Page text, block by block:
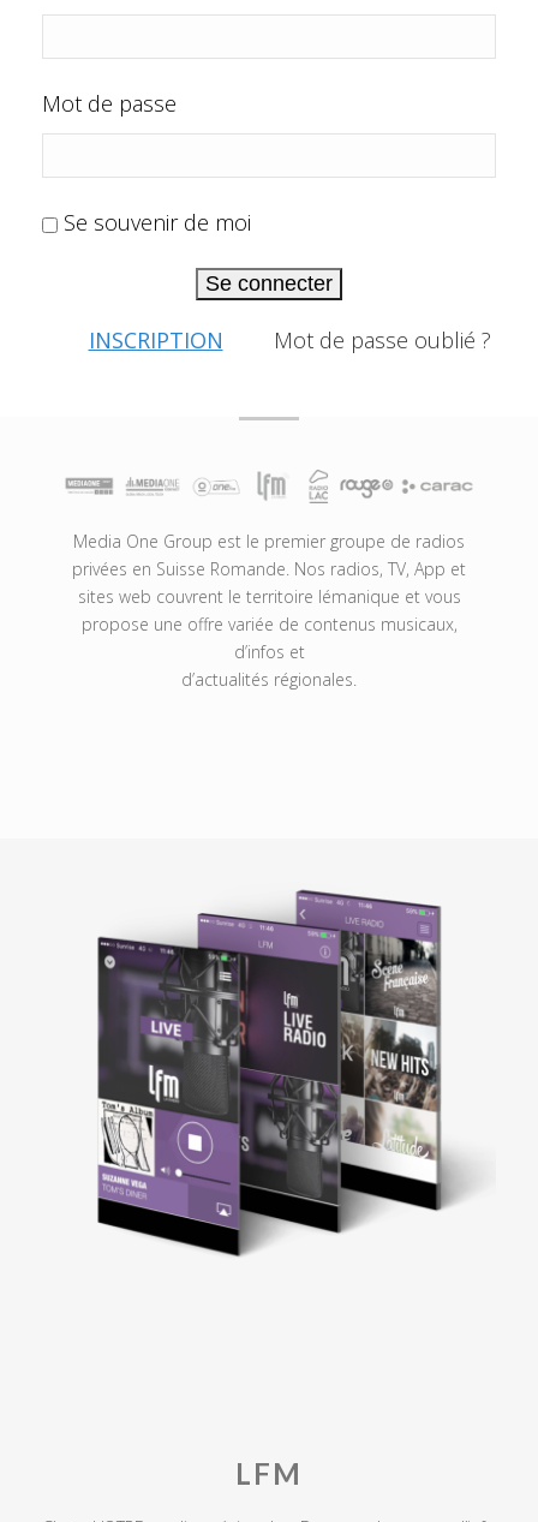
Mot de passe
Se souvenir de moi
Se connecter
INSCRIPTION Mot de passe oublié ?
Media One Group est le premier groupe de radios
privées en Suisse Romande. Nos radios, TV, App et
sites web couvrent le territoire lémanique et vous
propose une offre variée de contenus musicaux,
d’infos et
d’actualités régionales.
LFM